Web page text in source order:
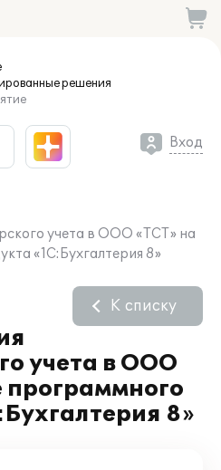
решения
Вход
учета в ООО «ТСТ» на
«1С:Бухгалтерия 8»
учета в ООО
программного
8»
К списку